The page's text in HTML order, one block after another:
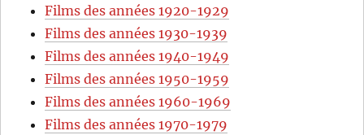
Films des années 1920-1929
Films des années 1930-1939
Films des années 1940-1949
Films des années 1950-1959
Films des années 1960-1969
Films des années 1970-1979